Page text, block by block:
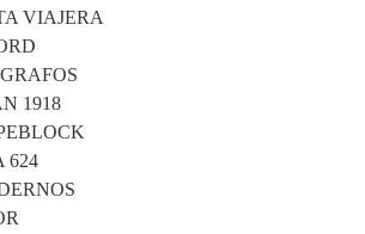
VIAJERA
1918
624